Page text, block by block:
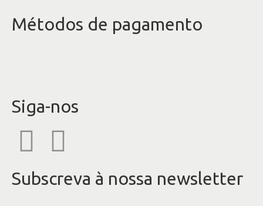
Métodos de pagamento
Siga-nos
Subscreva à nossa newsletter